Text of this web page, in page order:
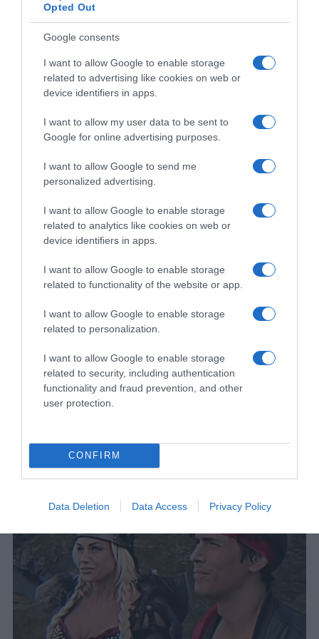
Opted Out
Google consents
I want to allow Google to enable storage
related to advertising like cookies on web or
device identifiers in apps.
I want to allow my user data to be sent to
Google for online advertising purposes.
I want to allow Google to send me
personalized advertising.
I want to allow Google to enable storage
related to analytics like cookies on web or
device identifiers in apps.
I want to allow Google to enable storage
related to functionality of the website or app.
I want to allow Google to enable storage
related to personalization.
I want to allow Google to enable storage
related to security, including authentication
functionality and fraud prevention, and other
user protection.
CONFIRM
Data Deletion Data Access Privacy Policy
Dobro se informišite prije važnih odluka. Izbjegavajte kupovine
na dugoročne ciljeve. Kada razmišljate o pozajmljivanju novca
Ako niste u mogućnosti pomoći nekome finansijski, sasvim je u
redu da to otvoreno i iskreno kažete. Odgovorno upravljanje
vlastitim budžetom nije sebičnost, već znak zrelosti. Dobri
Kako procijeniti da li je poslovna prilika vrijedna pažnje? Najbolje
odluke obično nastaju kombinacijom razuma i intuicije. Kada je
ponuda jasna, transparentna i djeluje pouzdano, vrijedi je
detaljnije analizirati. Ako postoje nejasnoće ili sumnje, uzmite
ZaključakPrema astrološkim tumačenjima, Bikovi, Vage, Lavovi,
Škorpije i Jarčevi mogli bi imati više prilika za finansijski napredak
tokom narednih sedam dana. Ipak, bez obzira na znak Zodijaka,
spremnosti da prepoznamo dobre prilike kada se
pojave. Napomena: Horoskopska tumačenja služe isključivo za
zabavu i ne predstavljaju naučno potvrđene prognoze budućih